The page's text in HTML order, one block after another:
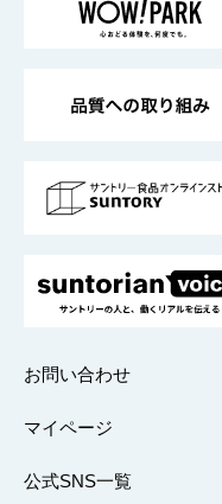
地域情報
サントリーサンバー
サントリーが考え
企業概要
採用情報
お問い合わせ
マイページ
公式SNS一覧